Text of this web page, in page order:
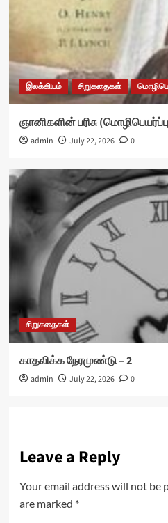
இலக்கியம் சிறுகதைகள்
ஞானிகளின் பரிசு
admin July 22, 2026 0
சிறுகதைகள்
காதலிக்க நேரமுண்டு – 2
admin July 22, 2026 0
Leave a Reply
Your email address will not be
are marked *